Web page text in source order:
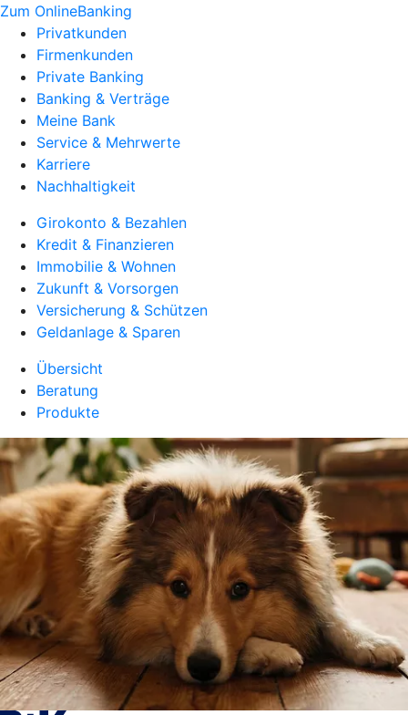
Zum OnlineBanking
Privatkunden
Firmenkunden
Private Banking
Banking & Verträge
Meine Bank
Service & Mehrwerte
Karriere
Nachhaltigkeit
Girokonto & Bezahlen
Kredit & Finanzieren
Immobilie & Wohnen
Zukunft & Vorsorgen
Versicherung & Schützen
Geldanlage & Sparen
Übersicht
Beratung
Produkte